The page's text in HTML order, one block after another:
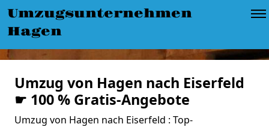
Umzugsunternehmen
Hagen
Umzug von Hagen nach Eiserfeld
☛ 100 % Gratis-Angebote
Umzug von Hagen nach Eiserfeld : Top-